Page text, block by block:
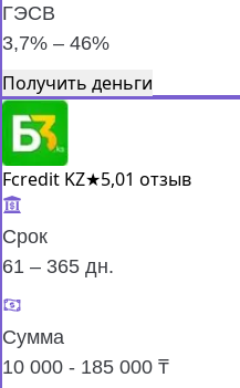
ГЭСВ
3,7% – 46%
Получить деньги
Fcredit KZ★5,01 отзыв
Срок
61 – 365 дн.
Сумма
10 000 - 185 000 ₸